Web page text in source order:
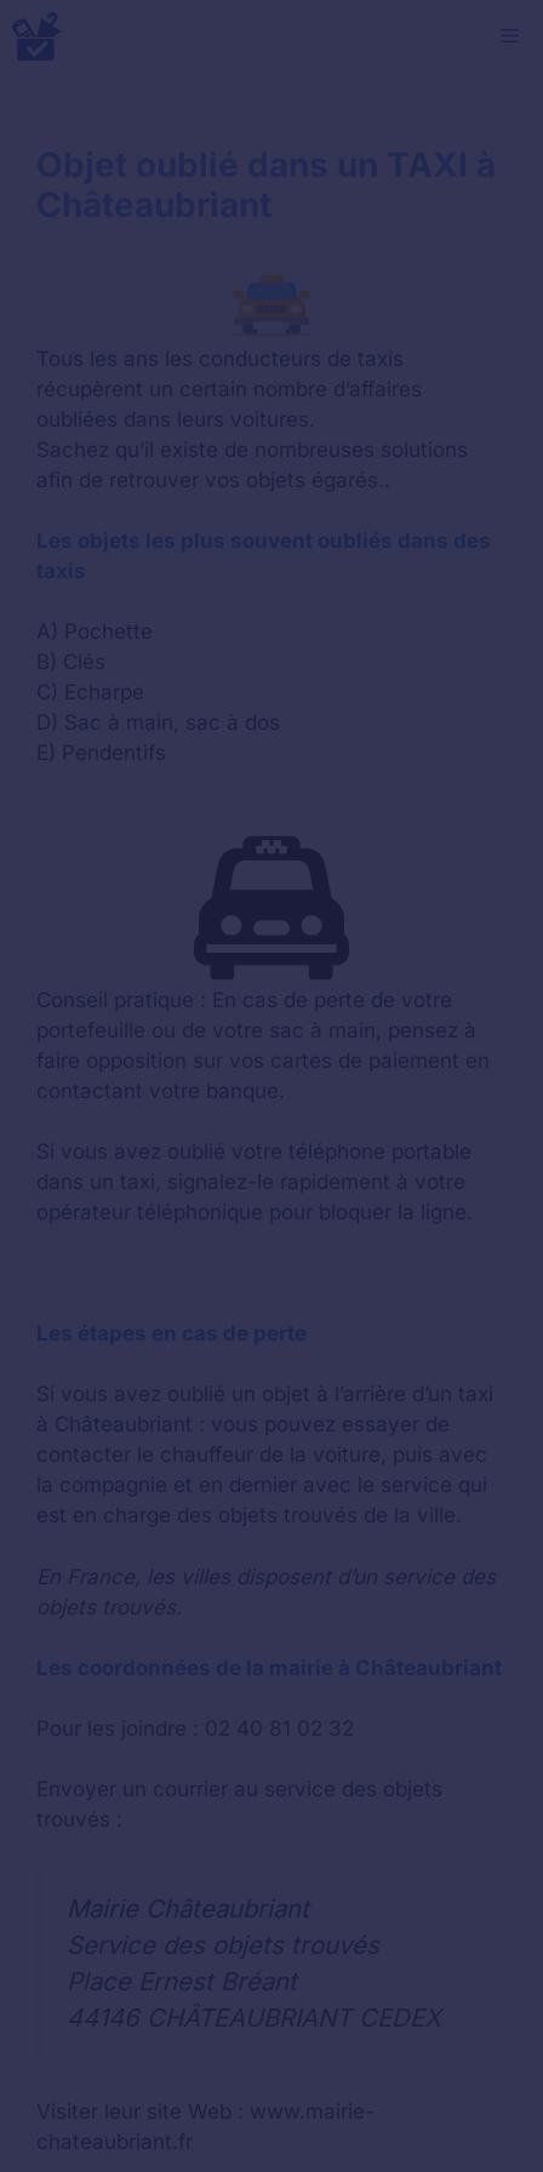
Aller
au
Tous les ans les conducteurs de taxis
récupèrent un certain nombre d’affaires
oubliées dans leurs voitures.
Sachez qu’il existe de nombreuses solutions
afin de retrouver vos objets égarés..
Les objets les plus souvent oubliés dans des
taxis
A) Pochette
B) Clés
C) Echarpe
D) Sac à main, sac à dos
E) Pendentifs
Conseil pratique : En cas de perte de votre
portefeuille ou de votre sac à main, pensez à
faire opposition sur vos cartes de paiement en
contactant votre banque.
Si vous avez oublié votre téléphone portable
dans un taxi, signalez-le rapidement à votre
opérateur téléphonique pour bloquer la ligne.
Les étapes en cas de perte
Si vous avez oublié un objet à l’arrière d’un taxi
à Châteaubriant : vous pouvez essayer de
contacter le chauffeur de la voiture, puis avec
la compagnie et en dernier avec le service qui
est en charge des objets trouvés de la ville.
En France, les villes disposent d’un service des
objets trouvés.
Les coordonnées de la mairie à Châteaubriant
Pour les joindre : 02 40 81 02 32
Envoyer un courrier au service des objets
trouvés :
Mairie Châteaubriant
Service des objets trouvés
Place Ernest Bréant
44146 CHÂTEAUBRIANT CEDEX
Visiter leur site Web : www.mairie-
chateaubriant.fr